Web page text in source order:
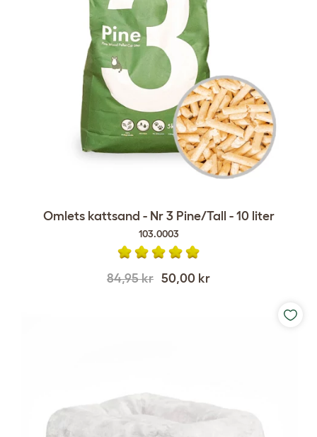
Omlets kattsand - Nr 3 Pine/Tall - 10 liter
103.0003
84,95 kr 50,00 kr